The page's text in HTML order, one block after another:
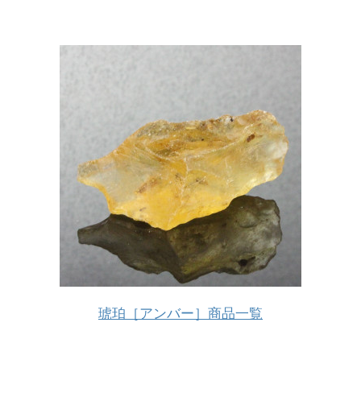
琥珀［アンバー］商品一覧